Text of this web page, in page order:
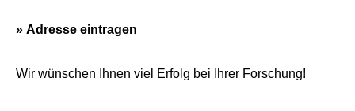
» Adresse eintragen
Wir wünschen Ihnen viel Erfolg bei Ihrer Forschung!